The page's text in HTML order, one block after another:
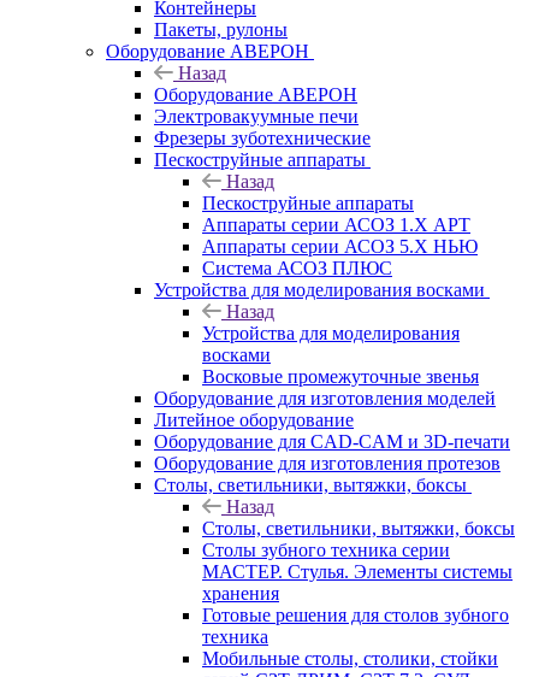
Контейнеры
Пакеты, рулоны
Оборудование АВЕРОН
Назад
Оборудование АВЕРОН
Электровакуумные печи
Фрезеры зуботехнические
Пескоструйные аппараты
Назад
Пескоструйные аппараты
Аппараты серии АСОЗ 1.Х АРТ
Аппараты серии АСОЗ 5.Х НЬЮ
Система АСОЗ ПЛЮС
Устройства для моделирования восками
Назад
Устройства для моделирования
восками
Восковые промежуточные звенья
Оборудование для изготовления моделей
Литейное оборудование
Оборудование для CAD-CAM и 3D-печати
Оборудование для изготовления протезов
Cтолы, светильники, вытяжки, боксы
Назад
Cтолы, светильники, вытяжки, боксы
Столы зубного техника серии
МАСТЕР. Стулья. Элементы системы
хранения
Готовые решения для столов зубного
техника
Мобильные столы, столики, стойки